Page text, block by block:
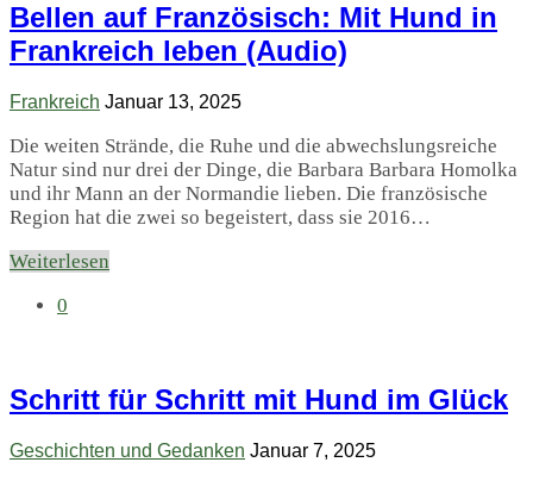
Bellen auf Französisch: Mit Hund in
Frankreich leben (Audio)
Frankreich Januar 13, 2025
Die weiten Strände, die Ruhe und die abwechslungsreiche
Natur sind nur drei der Dinge, die Barbara Barbara Homolka
und ihr Mann an der Normandie lieben. Die französische
Region hat die zwei so begeistert, dass sie 2016…
Weiterlesen
0
Schritt für Schritt mit Hund im Glück
Geschichten und Gedanken Januar 7, 2025